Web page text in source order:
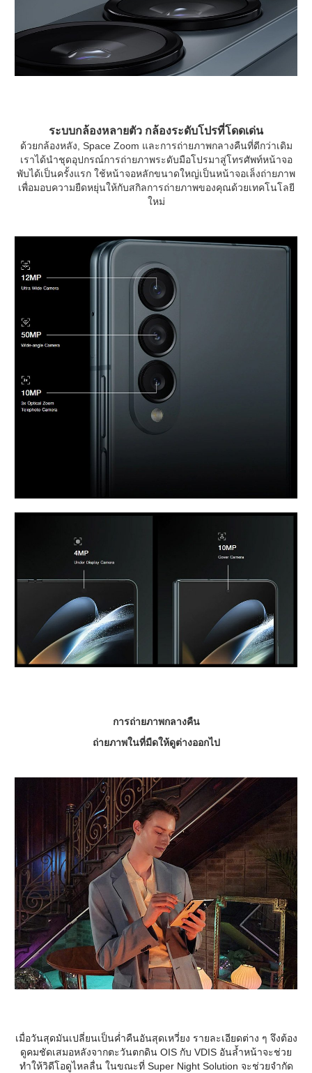
ระบบกล้องหลายตัว กล้องระดับโปรที่โดดเด่น
ด้วยกล้องหลัง, Space Zoom และการถ่ายภาพกลางคืนที่ดีกว่าเดิม
เราได้นำชุดอุปกรณ์การถ่ายภาพระดับมือโปรมาสู่โทรศัพท์หน้าจอ
พับได้เป็นครั้งแรก ใช้หน้าจอหลักขนาดใหญ่เป็นหน้าจอเล็งถ่ายภาพ
เพื่อมอบความยืดหยุ่นให้กับสกิลการถ่ายภาพของคุณด้วยเทคโนโลยี
ใหม่
การถ่ายภาพกลางคืน
ถ่ายภาพในที่มืดให้ดูต่างออกไป
เมื่อวันสุดมันเปลี่ยนเป็นค่ำคืนอันสุดเหวี่ยง รายละเอียดต่าง ๆ จึงต้อง
ดูคมชัดเสมอหลังจากตะวันตกดิน OIS กับ VDIS อันล้ำหน้าจะช่วย
ทำให้วิดีโอดูไหลลื่น ในขณะที่ Super Night Solution จะช่วยจำกัด